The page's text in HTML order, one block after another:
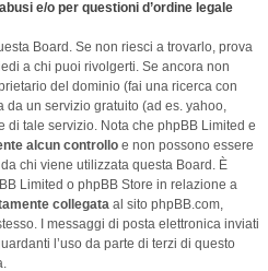
e/o per questioni d’ordine legale
Board. Se non riesci a trovarlo, prova
a chi puoi rivolgerti. Se ancora non
del dominio (fai una ricerca con
da un servizio gratuito (ad es. yahoo,
di tale servizio. Nota che phpBB Limited e
alcun controllo e non possono essere
chi viene utilizzata questa Board. È
Limited o phpBB Store in relazione a
collegata al sito phpBB.com,
I messaggi di posta elettronica inviati
l’uso da parte di terzi di questo